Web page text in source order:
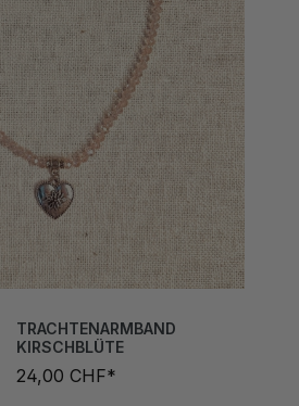
KIRSCHBLÜTE
24,00 CHF*